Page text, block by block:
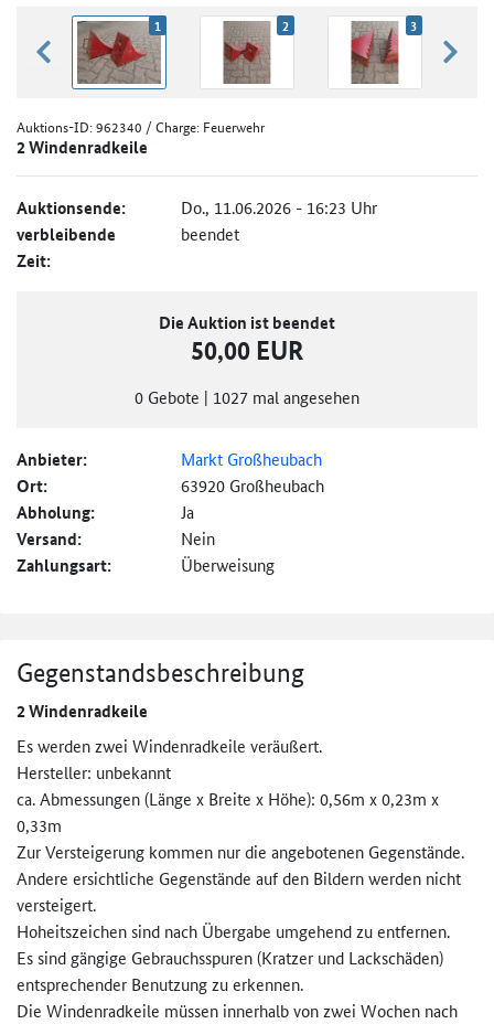
zurück blättern
1 2 3
Auktions-ID:962340 / Charge: Feuerwehr
2 Windenradkeile
Auktionsende: Do., 11.06.2026 - 16:23 Uhr
verbleibende
Zeit:
beendet
Die Auktion ist beendet
50,00 EUR
0 Gebote | 1027 mal angesehen
Anbieter: Markt Großheubach
Ort: 63920 Großheubach
Abholung: Ja
Versand: Nein
Zahlungsart: Überweisung
Gegenstandsbeschreibung
2 Windenradkeile
Es werden zwei Windenradkeile veräußert.
Hersteller: unbekannt
ca. Abmessungen (Länge x Breite x Höhe): 0,56m x 0,23m x
0,33m
Zur Versteigerung kommen nur die angebotenen Gegenstände.
Andere ersichtliche Gegenstände auf den Bildern werden nicht
versteigert.
Hoheitszeichen sind nach Übergabe umgehend zu entfernen.
Es sind gängige Gebrauchsspuren (Kratzer und Lackschäden)
entsprechender Benutzung zu erkennen.
Die Windenradkeile müssen innerhalb von zwei Wochen nach